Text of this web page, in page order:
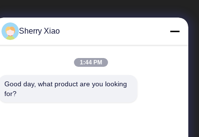
Быстрые Ссылки
Sherry Xiao
1:44 PM
Good day, what product are you looking
for?